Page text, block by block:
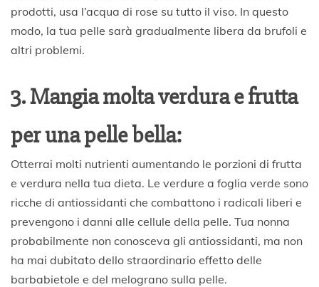
prodotti, usa l’acqua di rose su tutto il viso. In questo
modo, la tua pelle sarà gradualmente libera da brufoli e
altri problemi.
3. Mangia molta verdura e frutta
per una pelle bella:
Otterrai molti nutrienti aumentando le porzioni di frutta
e verdura nella tua dieta. Le verdure a foglia verde sono
ricche di antiossidanti che combattono i radicali liberi e
prevengono i danni alle cellule della pelle. Tua nonna
probabilmente non conosceva gli antiossidanti, ma non
ha mai dubitato dello straordinario effetto delle
barbabietole e del melograno sulla pelle.